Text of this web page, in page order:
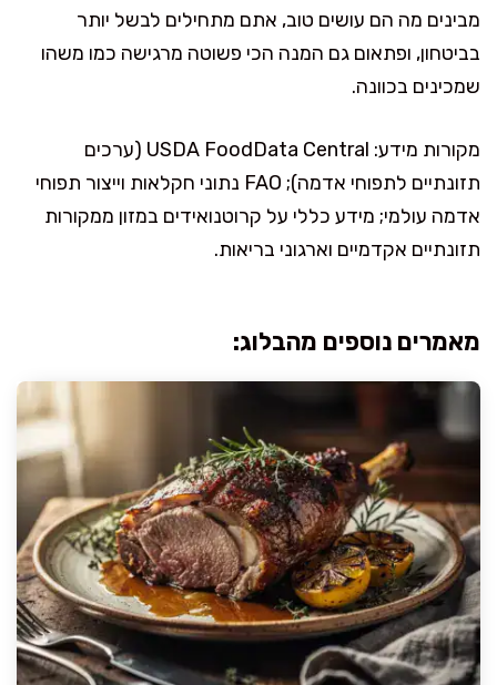
מבינים מה הם עושים טוב, אתם מתחילים לבשל יותר
בביטחון, ופתאום גם המנה הכי פשוטה מרגישה כמו משהו
שמכינים בכוונה.
מקורות מידע: USDA FoodData Central (ערכים
תזונתיים לתפוחי אדמה); FAO נתוני חקלאות וייצור תפוחי
אדמה עולמי; מידע כללי על קרוטנואידים במזון ממקורות
תזונתיים אקדמיים וארגוני בריאות.
מאמרים נוספים מהבלוג: